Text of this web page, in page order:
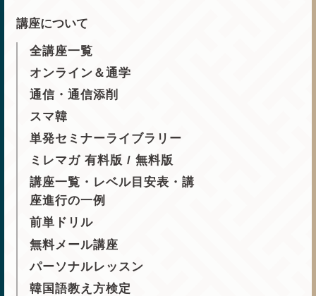
講座について
全講座一覧
オンライン＆通学
通信・通信添削
スマ韓
単発セミナーライブラリー
ミレマガ 有料版 / 無料版
講座一覧・レベル目安表・講
座進行の一例
前単ドリル
無料メール講座
パーソナルレッスン
韓国語教え方検定